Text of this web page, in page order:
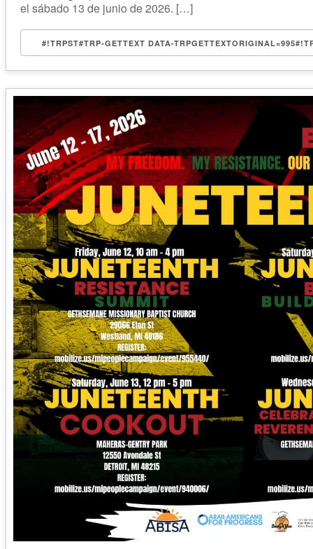
el sábado 13 de junio de 2026. […]
#!TRPST#TRP-GETTEXT DATA-